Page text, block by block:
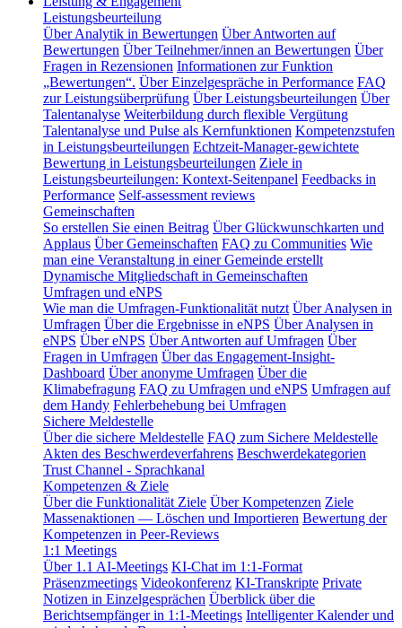
Leistungsbeurteilung
Über Analytik in Bewertungen Über Antworten auf
Bewertungen Über Teilnehmer/innen an Bewertungen Über
Fragen in Rezensionen Informationen zur Funktion
„Bewertungen“. Über Einzelgespräche in Performance FAQ
zur Leistungsüberprüfung Über Leistungsbeurteilungen Über
Talentanalyse Weiterbildung durch flexible Vergütung
Talentanalyse und Pulse als Kernfunktionen Kompetenzstufen
in Leistungsbeurteilungen Echtzeit-Manager-gewichtete
Bewertung in Leistungsbeurteilungen Ziele in
Leistungsbeurteilungen: Kontext-Seitenpanel Feedbacks in
Performance Self-assessment reviews
Gemeinschaften
So erstellen Sie einen Beitrag Über Glückwunschkarten und
Applaus Über Gemeinschaften FAQ zu Communities Wie
man eine Veranstaltung in einer Gemeinde erstellt
Dynamische Mitgliedschaft in Gemeinschaften
Umfragen und eNPS
Wie man die Umfragen-Funktionalität nutzt Über Analysen in
Umfragen Über die Ergebnisse in eNPS Über Analysen in
eNPS Über eNPS Über Antworten auf Umfragen Über
Fragen in Umfragen Über das Engagement-Insight-
Dashboard Über anonyme Umfragen Über die
Klimabefragung FAQ zu Umfragen und eNPS Umfragen auf
dem Handy Fehlerbehebung bei Umfragen
Sichere Meldestelle
Über die sichere Meldestelle FAQ zum Sichere Meldestelle
Akten des Beschwerdeverfahrens Beschwerdekategorien
Trust Channel - Sprachkanal
Kompetenzen & Ziele
Über die Funktionalität Ziele Über Kompetenzen Ziele
Massenaktionen — Löschen und Importieren Bewertung der
Kompetenzen in Peer-Reviews
1:1 Meetings
Über 1.1 AI-Meetings KI-Chat im 1:1-Format
Präsenzmeetings Videokonferenz KI-Transkripte Private
Notizen in Einzelgesprächen Überblick über die
Berichtsempfänger in 1:1-Meetings Intelligenter Kalender und